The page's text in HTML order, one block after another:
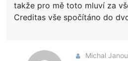
takže pro mě toto mluví za
Creditas vše spočítáno do
Michal